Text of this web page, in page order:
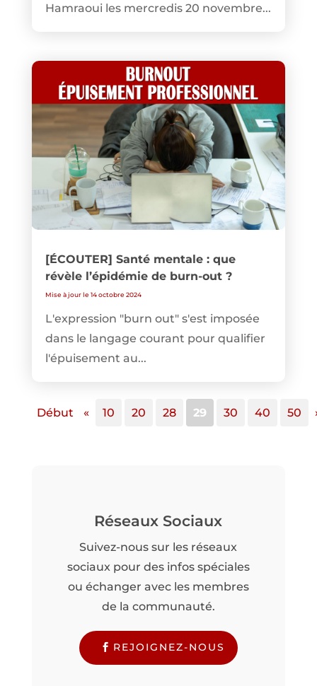
Hamraoui les mercredis 20 novembre...
[ÉCOUTER] Santé mentale : que
révèle l’épidémie de burn-out ?
Mise à jour le 14 octobre 2024
L'expression "burn out" s'est imposée
dans le langage courant pour qualifier
l'épuisement au...
Début « 10 20 28 29 30 40 50
Réseaux Sociaux
Suivez-nous sur les réseaux
sociaux pour des infos spéciales
ou échanger avec les membres
de la communauté.
REJOIGNEZ-NOUS